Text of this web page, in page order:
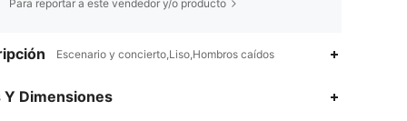
Para reportar a este vendedor y/o producto
Escenario y concierto,Liso,Hombros caídos
Y Dimensiones
4.93